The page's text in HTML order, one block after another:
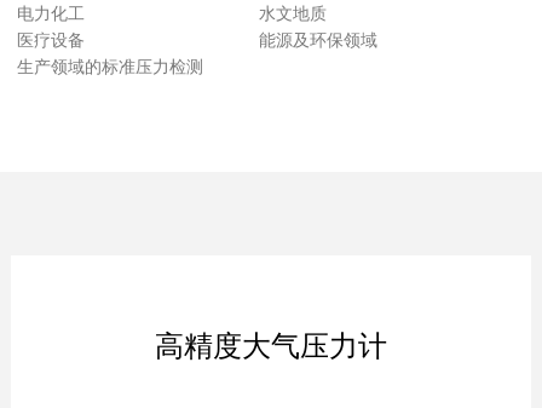
电力化工 水文地质
医疗设备 能源及环保领域
生产领域的标准压力检测
高精度大气压力计